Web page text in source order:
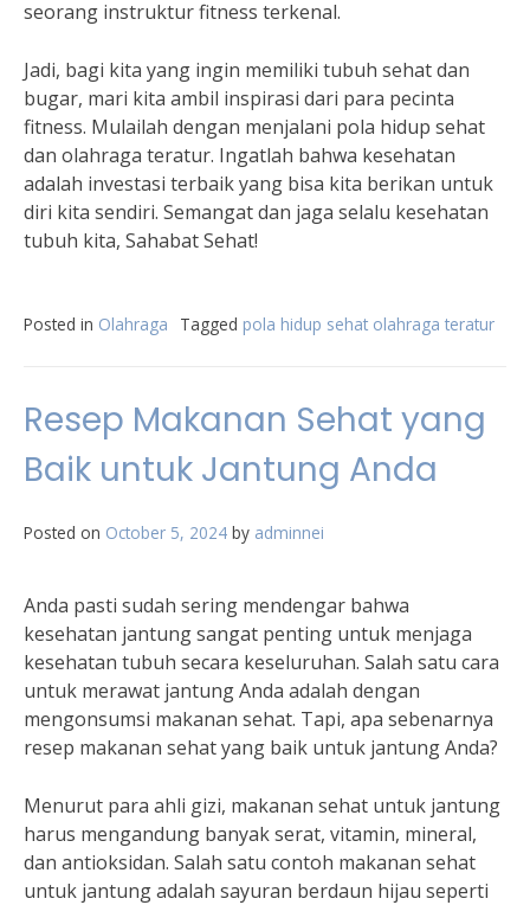
seorang instruktur fitness terkenal.
Jadi, bagi kita yang ingin memiliki tubuh sehat dan
bugar, mari kita ambil inspirasi dari para pecinta
fitness. Mulailah dengan menjalani pola hidup sehat
dan olahraga teratur. Ingatlah bahwa kesehatan
adalah investasi terbaik yang bisa kita berikan untuk
diri kita sendiri. Semangat dan jaga selalu kesehatan
tubuh kita, Sahabat Sehat!
Posted in Olahraga Tagged pola hidup sehat olahraga teratur
Resep Makanan Sehat yang
Baik untuk Jantung Anda
Posted on October 5, 2024 by adminnei
Anda pasti sudah sering mendengar bahwa
kesehatan jantung sangat penting untuk menjaga
kesehatan tubuh secara keseluruhan. Salah satu cara
untuk merawat jantung Anda adalah dengan
mengonsumsi makanan sehat. Tapi, apa sebenarnya
resep makanan sehat yang baik untuk jantung Anda?
Menurut para ahli gizi, makanan sehat untuk jantung
harus mengandung banyak serat, vitamin, mineral,
dan antioksidan. Salah satu contoh makanan sehat
untuk jantung adalah sayuran berdaun hijau seperti